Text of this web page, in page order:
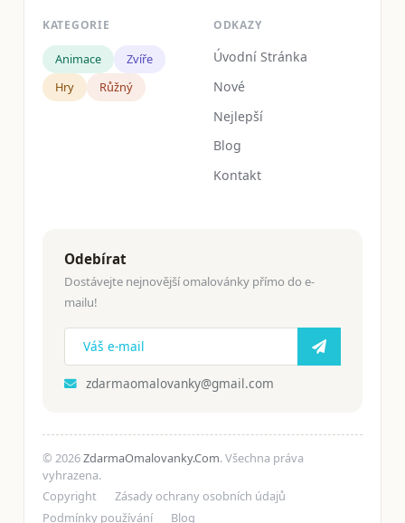
KATEGORIE
Animace
Zvíře
Hry
Růžný
ODKAZY
Úvodní Stránka
Nové
Nejlepší
Blog
Kontakt
Odebírat
Dostávejte nejnovější omalovánky přímo do e-
mailu!
zdarmaomalovanky@gmail.com
© 2026ZdarmaOmalovanky.Com. Všechna práva
vyhrazena.
Copyright
Zásady ochrany osobních údajů
Podmínky používání
Blog